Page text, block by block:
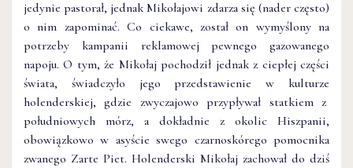
jedynie pastorał, jednak Mikołajowi zdarza się (nader często)
o nim zapominać. Co ciekawe, został on wymyślony na
potrzeby kampanii reklamowej pewnego gazowanego
napoju. O tym, że Mikołaj pochodził jednak z ciepłej części
świata, świadczyło jego przedstawienie w kulturze
holenderskiej, gdzie zwyczajowo przypływał statkiem z
południowych mórz, a dokładnie z okolic Hiszpanii,
obowiązkowo w asyście swego czarnoskórego pomocnika
zwanego Zarte Piet. Holenderski Mikołaj zachował do dziś